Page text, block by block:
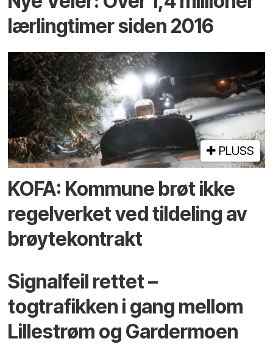
lærlingtimer siden 2016
PLUSS
KOFA: Kommune brøt ikke
regelverket ved tildeling av
brøytekontrakt
Signalfeil rettet –
togtrafikken i gang mellom
Lillestrøm og Gardermoen